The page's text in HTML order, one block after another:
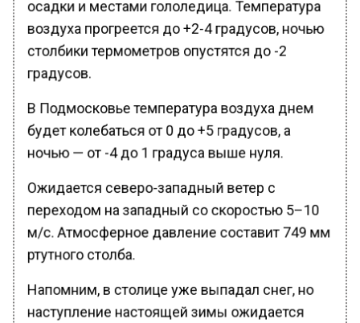
воздуха прогреется до +2-4 градусов, ночью
столбики термометров опустятся до -2
градусов.
В Подмосковье температура воздуха днем
будет колебаться от 0 до +5 градусов, а
ночью — от -4 до 1 градуса выше нуля.
Ожидается северо-западный ветер с
переходом на западный со скоростью 5–10
м/с. Атмосферное давление составит 749 мм
ртутного столба.
Напомним, в столице уже выпадал снег, но
наступление настоящей зимы ожидается